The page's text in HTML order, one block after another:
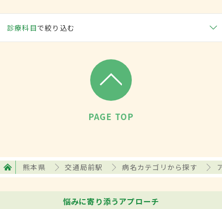
診療科目で絞り込む
PAGE TOP
熊本県 交通局前駅 病名カテゴリから探す
悩みに寄り添うアプローチ